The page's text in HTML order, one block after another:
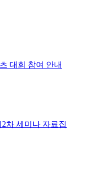
대회 참여 안내
차 세미나 자료집